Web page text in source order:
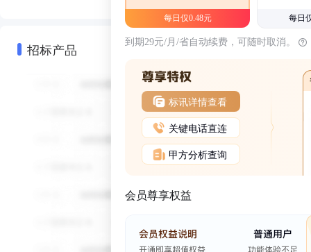
招标产品
每日仅0.48元 每日
到期29元/月/省自动续费，可随时取消。
标讯详情查看
关键电话直连
甲方分析查询
会员尊享权益